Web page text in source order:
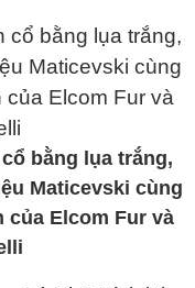
bằng lụa trắng,
Maticevski cùng
Elcom Fur và